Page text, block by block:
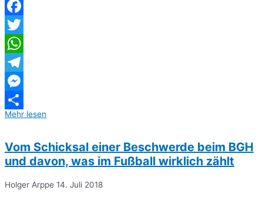
Facebook
Twitter
WhatsApp
Telegram
Messenger
Teilen
Mehr lesen
Vom Schicksal einer Beschwerde beim BGH
und davon, was im Fußball wirklich zählt
Holger Arppe 14. Juli 2018